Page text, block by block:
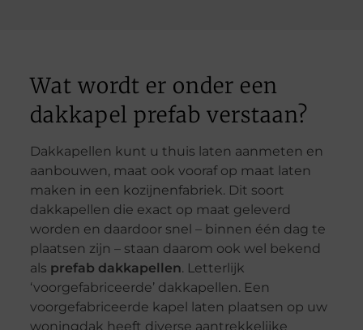
Wat wordt er onder een
dakkapel prefab verstaan?
Dakkapellen kunt u thuis laten aanmeten en
aanbouwen, maat ook vooraf op maat laten
maken in een kozijnenfabriek. Dit soort
dakkapellen die exact op maat geleverd
worden en daardoor snel – binnen één dag te
plaatsen zijn – staan daarom ook wel bekend
als prefab dakkapellen. Letterlijk
‘voorgefabriceerde’ dakkapellen. Een
voorgefabriceerde kapel laten plaatsen op uw
woningdak heeft diverse aantrekkelijke